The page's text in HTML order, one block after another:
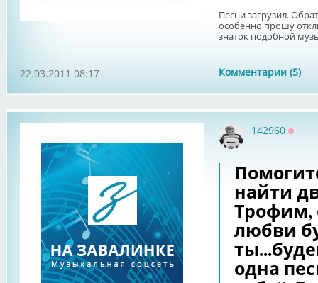
Песни загрузил.
особенно прошу
знаток подобной
Комментарии (5)
22.03.2011 08:17
142960
найти
Трофим,
любви
одна